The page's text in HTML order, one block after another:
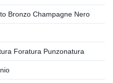
Bronzo Champagne Nero
Foratura Punzonatura